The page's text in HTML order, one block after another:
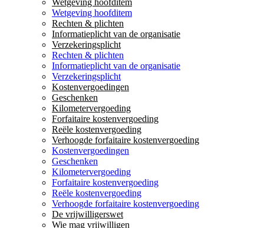
Wetgeving hoofditem
Wetgeving hoofditem
Rechten & plichten
Informatieplicht van de organisatie
Verzekeringsplicht
Rechten & plichten
Informatieplicht van de organisatie
Verzekeringsplicht
Kostenvergoedingen
Geschenken
Kilometervergoeding
Forfaitaire kostenvergoeding
Reële kostenvergoeding
Verhoogde forfaitaire kostenvergoeding
Kostenvergoedingen
Geschenken
Kilometervergoeding
Forfaitaire kostenvergoeding
Reële kostenvergoeding
Verhoogde forfaitaire kostenvergoeding
De vrijwilligerswet
Wie mag vrijwilligen